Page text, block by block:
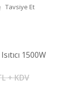
Tavsiye Et
1500W
+ KDV